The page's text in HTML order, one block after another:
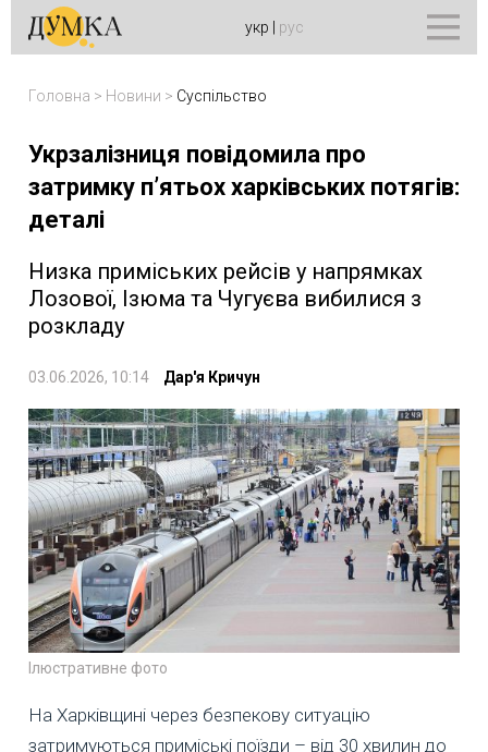
укр рус
Головна > Новини > Суспільство
Укрзалізниця повідомила про
затримку пʼятьох харківських потягів:
деталі
Низка приміських рейсів у напрямках
Лозової, Ізюма та Чугуєва вибилися з
розкладу
03.06.2026, 10:14 Дар'я Кричун
Ілюстративне фото
На Харківщині через безпекову ситуацію
затримуються приміські поїзди – від 30 хвилин до